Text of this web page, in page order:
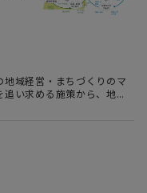
域経営・まちづくりのマ
い求める施策から、地域